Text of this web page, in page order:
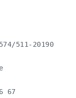
511-20190
67